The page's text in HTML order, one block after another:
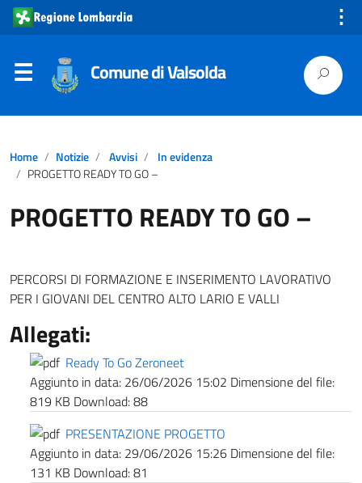
⋮
Comune di Valsolda
Home Notizie Avvisi
In evidenza
PROGETTO READY TO GO –
PROGETTO READY TO GO –
PERCORSI DI FORMAZIONE E INSERIMENTO LAVORATIVO
PER I GIOVANI DEL CENTRO ALTO LARIO E VALLI
Allegati:
Ready To Go Zeroneet
Aggiunto in data: 26/06/2026 15:02 Dimensione del file:
819 KB Download:88
PRESENTAZIONE PROGETTO
Aggiunto in data: 29/06/2026 15:26 Dimensione del file:
131 KB Download:81